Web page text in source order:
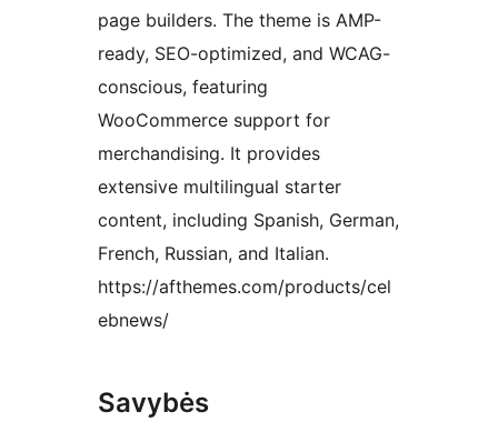
page builders. The theme is AMP-
ready, SEO-optimized, and WCAG-
conscious, featuring
WooCommerce support for
merchandising. It provides
extensive multilingual starter
content, including Spanish, German,
French, Russian, and Italian.
https://afthemes.com/products/cel
ebnews/
Savybės